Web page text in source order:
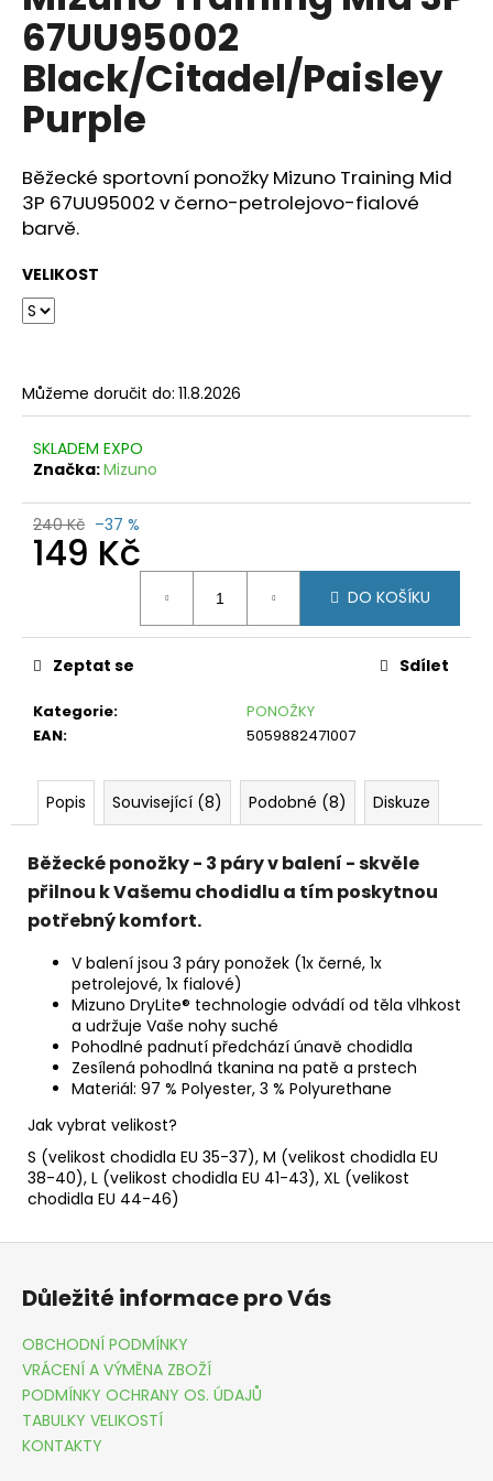
0,0
z
5
hvězdiček.
67UU95002
Black/Citadel/Paisley
Purple
Běžecké sportovní ponožky Mizuno Training Mid
3P 67UU95002 v černo-petrolejovo-fialové
barvě.
VELIKOST
Můžeme doručit do: 11.8.2026
SKLADEM EXPO
Značka:Mizuno
240 Kč –37 %
149 Kč
DO KOŠÍKU
Kategorie:
PONOŽKY
EAN: 5059882471007
Zeptat se Sdílet
Popis Související (8) Podobné (8) Diskuze
Běžecké ponožky - 3 páry v balení - skvěle
přilnou k Vašemu chodidlu a tím poskytnou
potřebný komfort.
V balení jsou 3 páry ponožek (1x černé, 1x
petrolejové, 1x fialové)
Mizuno DryLite® technologie odvádí od těla vlhkost
a udržuje Vaše nohy suché
Pohodlné padnutí předchází únavě chodidla
Zesílená pohodlná tkanina na patě a prstech
Materiál: 97 % Polyester, 3 % Polyurethane
Jak vybrat velikost?
S (velikost chodidla EU 35-37), M (velikost chodidla EU
38-40), L (velikost chodidla EU 41-43), XL (velikost
chodidla EU 44-46)
a
j
í
t
?
p
o
u
č
u
MIZUNO
IMPULSE
SHORT
TIGHT
HOT
CORAL
199
Původně:
990
Kč
Důležité informace pro Vás
OBCHODNÍ PODMÍNKY
VRÁCENÍ A VÝMĚNA ZBOŽÍ
PODMÍNKY OCHRANY OS. ÚDAJŮ
TABULKY VELIKOSTÍ
KONTAKTY